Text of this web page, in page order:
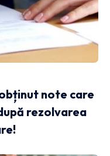
note care
rezolvarea